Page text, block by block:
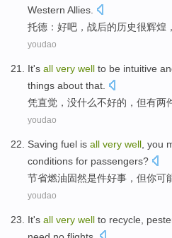
Western Allies
托德 ： 好吧 ， 战后的历史很辉煌，
youdao
It's all very well to be intuitive
things about that.
凭直觉 ，没什么不好的， 但有两
youdao
Saving fuel is all very well you
conditions for passengers?
节省燃油固然是件好事 ， 但你可
youdao
It's all very well to recycle